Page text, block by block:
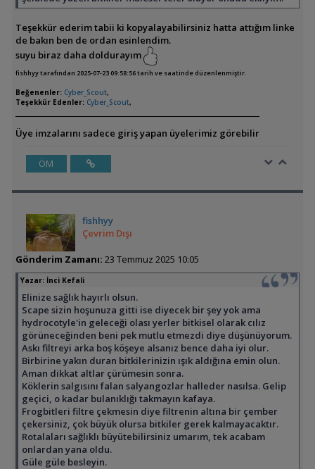
Teşekkür ederim tabii ki kopyalayabilirsiniz hatta attığım linke
de bakın ben de ordan esinlendim.
suyu biraz daha doldurayım
fishhyy tarafından 2025-07-23 09:58:56 tarih ve saatinde düzenlenmiştir.
Beğenenler: Cyber_Scout,
Teşekkür Edenler: Cyber_Scout,
Üye imzalarını sadece giriş yapan üyelerimiz görebilir
ÖM
fishhyy
Çevrim Dışı
Gönderim Zamanı: 23 Temmuz 2025 10:05
Yazar: İnci Kefali
Elinize sağlık hayırlı olsun.
Scape sizin hoşunuza gitti ise diyecek bir şey yok ama
hydrocotyle'in geleceği olası yerler bitkisel olarak cılız
görüneceğinden beni pek mutlu etmezdi diye düşünüyorum.
Askı filtreyi arka boş köşeye alsanız bence daha iyi olur.
Birbirine yakın duran bitkilerinizin ışık aldığına emin olun.
Aman dikkat altlar çürümesin sonra.
Köklerin salgısını falan salyangozlar halleder nasılsa. Gelip
geçici, o kadar bulanıklığı takmayın kafaya.
Frogbitleri filtre çekmesin diye filtrenin altına bir çember
çekersiniz, çok büyük olursa bitkiler gerek kalmayacaktır.
Rotalaları sağlıklı büyütebilirsiniz umarım, tek acabam
onlardan yana oldu.
Güle güle besleyin.